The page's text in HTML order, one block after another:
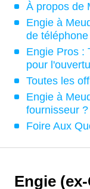
À propos de
Engie à
de téléphone
Engie Pros :
pour
Toutes les
Engie à
fournisseur ?
Foire Aux
Engie